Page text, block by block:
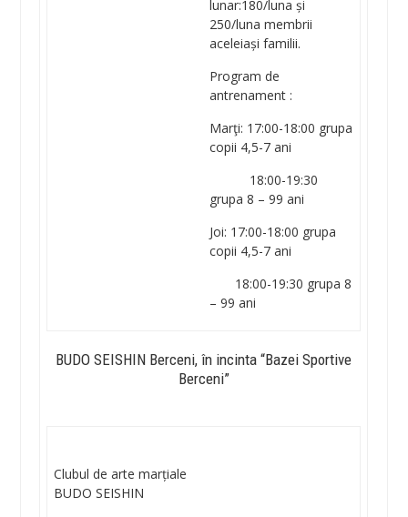
lunar:180/luna și
250/luna membrii
aceleiași familii.
Program de
antrenament :
Marţi: 17:00-18:00 grupa
copii 4,5-7 ani
18:00-19:30
grupa 8 – 99 ani
Joi: 17:00-18:00 grupa
copii 4,5-7 ani
18:00-19:30 grupa 8
– 99 ani
BUDO SEISHIN Berceni, în incinta “Bazei Sportive
Berceni”
Clubul de arte marțiale
BUDO SEISHIN